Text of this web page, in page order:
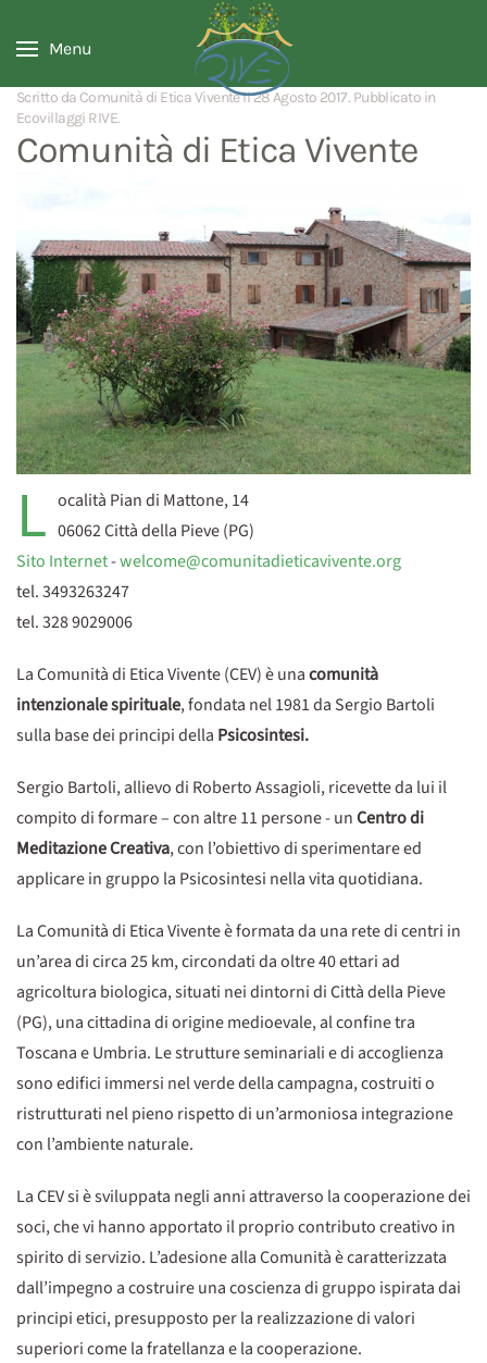
Menu
Scritto da Comunità di Etica Vivente il28 Agosto 2017. Pubblicato in
Ecovillaggi RIVE.
Comunità di Etica Vivente
L ocalità Pian di Mattone, 14
06062 Città della Pieve (PG)
Sito Internet-welcome@comunitadieticavivente.org
tel. 3493263247
tel. 328 9029006
La Comunità di Etica Vivente (CEV) è unacomunità
intenzionale spirituale, fondata nel 1981 da Sergio Bartoli
sulla base dei principi della Psicosintesi.
Sergio Bartoli, allievo di Roberto Assagioli, ricevette da lui il
compito di formare – con altre 11 persone - unCentro di
Meditazione Creativa, con l’obiettivo di sperimentare ed
applicare in gruppo la Psicosintesi nella vita quotidiana.
La Comunità di Etica Vivente è formata da una rete di centri in
un’area di circa 25 km, circondati da oltre 40 ettari ad
agricoltura biologica, situati nei dintorni di Città della Pieve
(PG), una cittadina di origine medioevale, al confine tra
Toscana e Umbria. Le strutture seminariali e di accoglienza
sono edifici immersi nel verde della campagna, costruiti o
ristrutturati nel pieno rispetto di un’armoniosa integrazione
con l’ambiente naturale.
La CEV si è sviluppata negli anni attraverso la cooperazione dei
soci, che vi hanno apportato il proprio contributo creativo in
spirito di servizio. L’adesione alla Comunità è caratterizzata
dall’impegno a costruire una coscienza di gruppo ispirata dai
principi etici, presupposto per la realizzazione di valori
superiori come la fratellanza e la cooperazione.